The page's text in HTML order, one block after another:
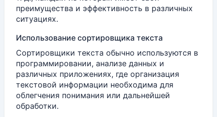
преимущества и эффективность в различных
ситуациях.
Использование сортировщика текста
Сортировщики текста обычно используются в
программировании, анализе данных и
различных приложениях, где организация
текстовой информации необходима для
облегчения понимания или дальнейшей
обработки.